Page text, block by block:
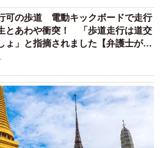
高速バスの「使い分け」が鮮明に
ニュース情報部
折で入院 ３カ月の病院生活があま
「画用紙と色鉛筆持ってこい！」→
ックを見た家族が仰天「これ、売れ
ノリ
を亜脱臼 「奥さん、専業主婦な
の後輩から一言 母は泣きながら対